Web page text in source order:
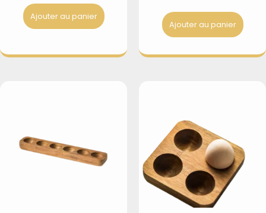
Ajouter au panier
Ajouter au panier